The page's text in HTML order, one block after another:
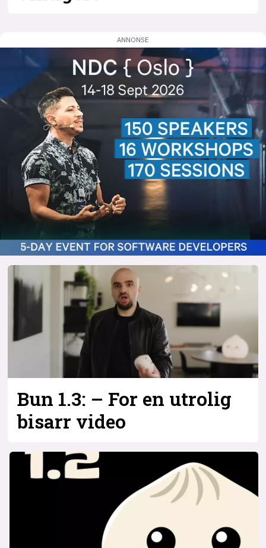
Bun 1.3: – For en utrolig
bisarr video
mørk modus
nyhetsbrev
kode24-klubben
LinkedIn
Bluesky
Facebook
annonsepriser
annonseguide
suksesshistorier
Bli firmapartner